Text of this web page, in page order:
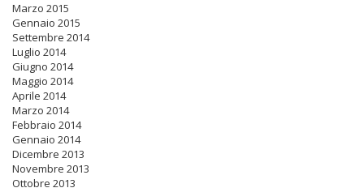
Marzo 2015
Gennaio 2015
Settembre 2014
Luglio 2014
Giugno 2014
Maggio 2014
Aprile 2014
Marzo 2014
Febbraio 2014
Gennaio 2014
Dicembre 2013
Novembre 2013
Ottobre 2013